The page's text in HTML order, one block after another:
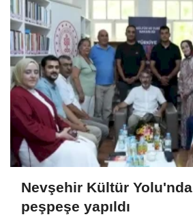
Nevşehir Kültür
peşpeşe yapıldı